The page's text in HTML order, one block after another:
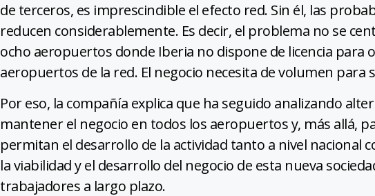
de terceros, es imprescindible el efecto red. Sin él, las
reducen considerablemente. Es decir, el problema no se
ocho aeropuertos donde Iberia no dispone de licencia para
aeropuertos de la red. El negocio necesita de volumen para
Por eso, la compañía explica que ha seguido analizando
mantener el negocio en todos los aeropuertos y, más allá,
permitan el desarrollo de la actividad tanto a nivel nacional
la viabilidad y el desarrollo del negocio de esta nueva
trabajadores a largo plazo.